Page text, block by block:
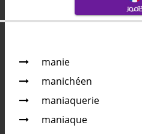
manie
manichéen
maniaquerie
maniaque